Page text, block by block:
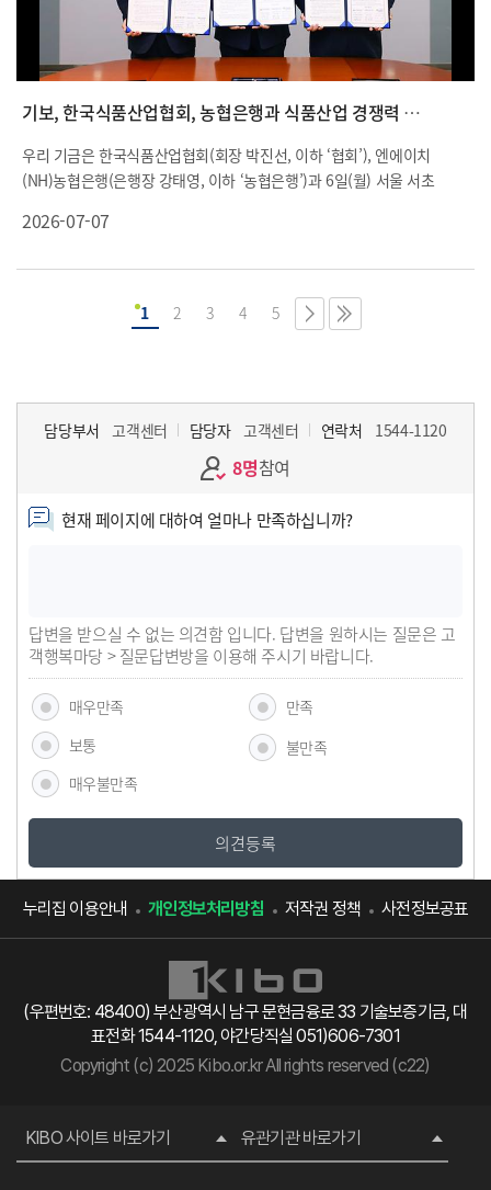
기보, 한국식품산업협회, 농협은행과 식품산업 경쟁력 강화 위해 맞손
우리 기금은 한국식품산업협회(회장 박진선, 이하 ‘협회’), 엔에이치
(NH)농협은행(은행장 강태영, 이하 ‘농협은행’)과 6일(월) 서울 서초
푸드테크 기업 금융지원 업무협약」을 체결했습니다.
2026-07-07
1 2 3 4 5
담당부서 고객센터 담당자 고객센터 연락처 1544-1120
8명참여
현재 페이지에 대하여 얼마나 만족하십니까?
답변을 받으실 수 없는 의견함 입니다. 답변을 원하시는 질문은 고
객행복마당 > 질문답변방을 이용해 주시기 바랍니다.
매우만족
만족
보통
불만족
매우불만족
의견등록
누리집 이용안내 개인정보처리방침 저작권 정책 사전정보공표
(우편번호: 48400) 부산광역시 남구 문현금융로 33 기술보증기금, 대
표전화 1544-1120, 야간당직실 051)606-7301
Copyright (c) 2025 Kibo.or.kr All rights reserved (c22)
KIBO 사이트 바로가기 유관기관 바로가기